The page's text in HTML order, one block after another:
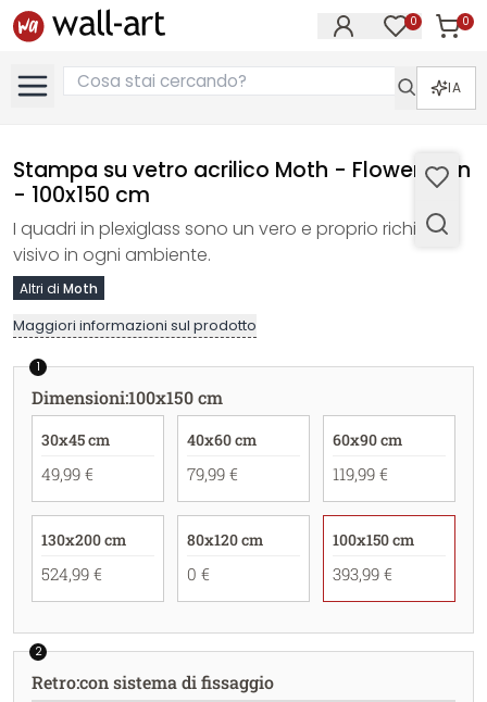
0 0
IA
Stampa su vetro acrilico Moth - Flower Man
- 100x150 cm
I quadri in plexiglass sono un vero e proprio richiamo
visivo in ogni ambiente.
Altri di Moth
Maggiori informazioni sul prodotto
1
Dimensioni:100x150 cm
30x45 cm
49,99 €
40x60 cm
79,99 €
60x90 cm
119,99 €
130x200 cm
524,99 €
80x120 cm
0 €
100x150 cm
393,99 €
2
Retro:con sistema di fissaggio